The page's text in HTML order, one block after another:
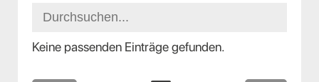
Keine passenden Einträge gefunden.